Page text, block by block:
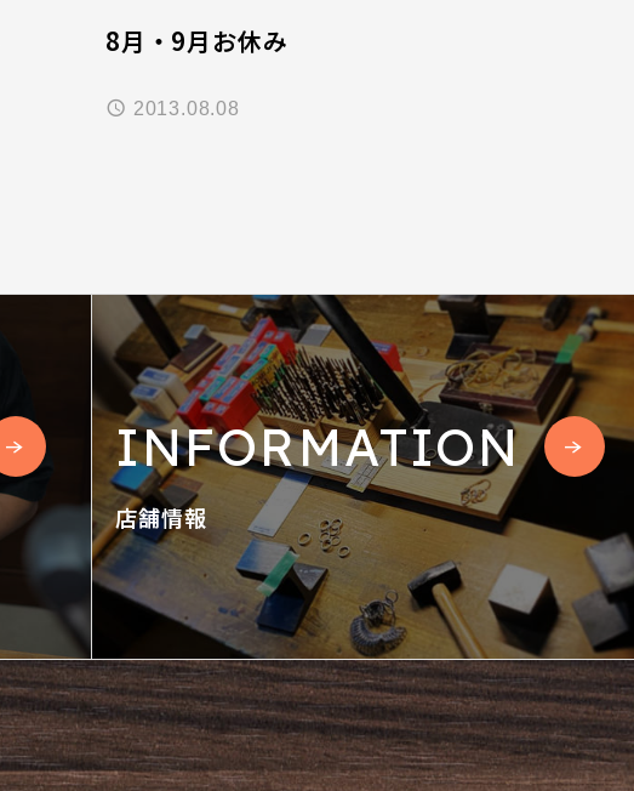
8月・9月お休み
2013.08.08
INFORMATION
店舗情報